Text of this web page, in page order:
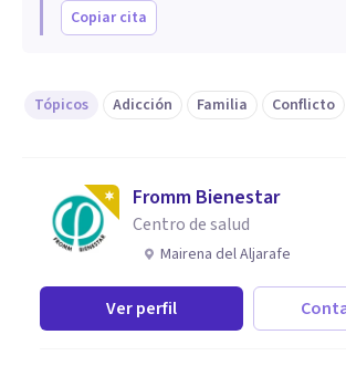
Copiar cita
Tópicos Adicción Familia Conflicto
Fromm Bienestar
Centro de salud
Mairena del Aljarafe
Ver perfil